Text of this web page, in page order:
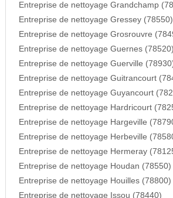
Entreprise de nettoyage Grandchamp
Entreprise de nettoyage Gressey (78550)
Entreprise de nettoyage Grosrouvre
Entreprise de nettoyage Guernes (78520)
Entreprise de nettoyage Guerville
Entreprise de nettoyage Guitrancourt
Entreprise de nettoyage Guyancourt
Entreprise de nettoyage Hardricourt
Entreprise de nettoyage Hargeville
Entreprise de nettoyage Herbeville
Entreprise de nettoyage Hermeray
Entreprise de nettoyage Houdan (78550)
Entreprise de nettoyage Houilles (78800)
Entreprise de nettoyage Issou (78440)